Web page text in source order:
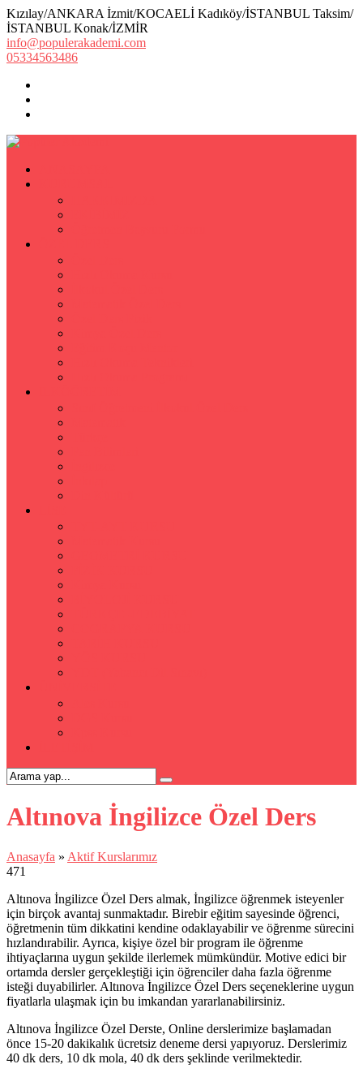
Kızılay/ANKARA İzmit/KOCAELİ Kadıköy/İSTANBUL Taksim/
İSTANBUL Konak/İZMİR
info@populerakademi.com
05334563486
Altınova İngilizce Özel Ders
Anasayfa » Aktif Kurslarımız
471
Altınova İngilizce Özel Ders almak, İngilizce öğrenmek isteyenler
için birçok avantaj sunmaktadır. Birebir eğitim sayesinde öğrenci,
öğretmenin tüm dikkatini kendine odaklayabilir ve öğrenme sürecini
hızlandırabilir. Ayrıca, kişiye özel bir program ile öğrenme
ihtiyaçlarına uygun şekilde ilerlemek mümkündür. Motive edici bir
ortamda dersler gerçekleştiği için öğrenciler daha fazla öğrenme
isteği duyabilirler. Altınova İngilizce Özel Ders seçeneklerine uygun
fiyatlarla ulaşmak için bu imkandan yararlanabilirsiniz.
Altınova İngilizce Özel Derste, Online derslerimize başlamadan
önce 15-20 dakikalık ücretsiz deneme dersi yapıyoruz. Derslerimiz
40 dk ders, 10 dk mola, 40 dk ders şeklinde verilmektedir.